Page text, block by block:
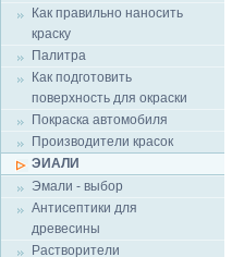
Как правильно наносить
краску
Палитра
Как подготовить
поверхность для окраски
Покраска автомобиля
Производители красок
ЭИАЛИ
Эмали - выбор
Антисептики для
древесины
Растворители